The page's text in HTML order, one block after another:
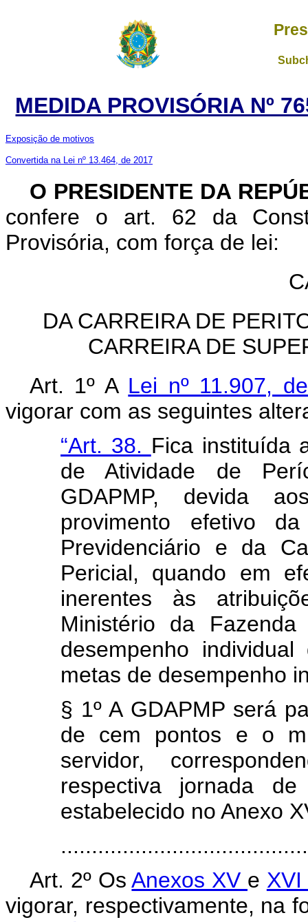
MEDIDA PROVISÓRIA Nº
Exposição de motivos
Convertida na Lei nº 13.464, de 2017
O PRESIDENTE DA
confere o art. 62 da
Provisória, com força de lei:
DA CARREIRA DE
CARREIRA DE
Art. 1º A Lei nº 11.907,
vigorar com as seguintes
“Art. 38. Fica instituída
de Atividade de
GDAPMP, devida
provimento efetivo
Previdenciário e da
Pericial, quando em
inerentes às
Ministério da
desempenho
metas de desempenho
§ 1º A GDAPMP será
de cem pontos e o
servidor,
respectiva jornada
estabelecido no Anexo
Art. 2º OsAnexos XV e
vigorar, respectivamente, na